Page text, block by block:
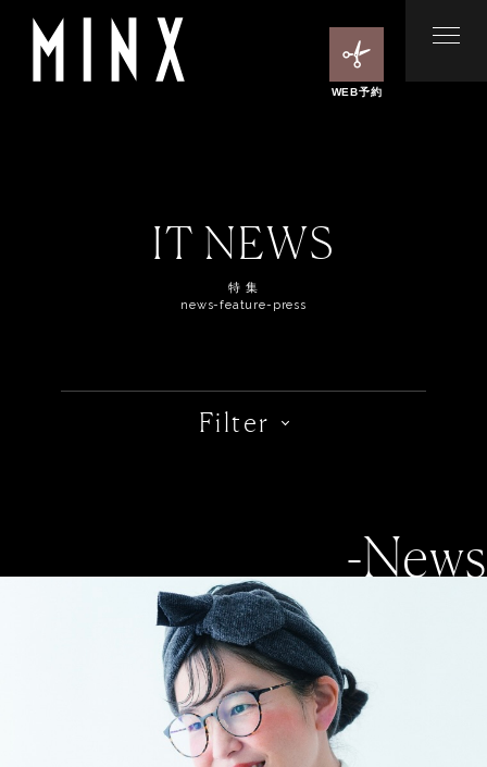
WEB予約
IT NEWS
特 集
news-feature-press
Filter
-News